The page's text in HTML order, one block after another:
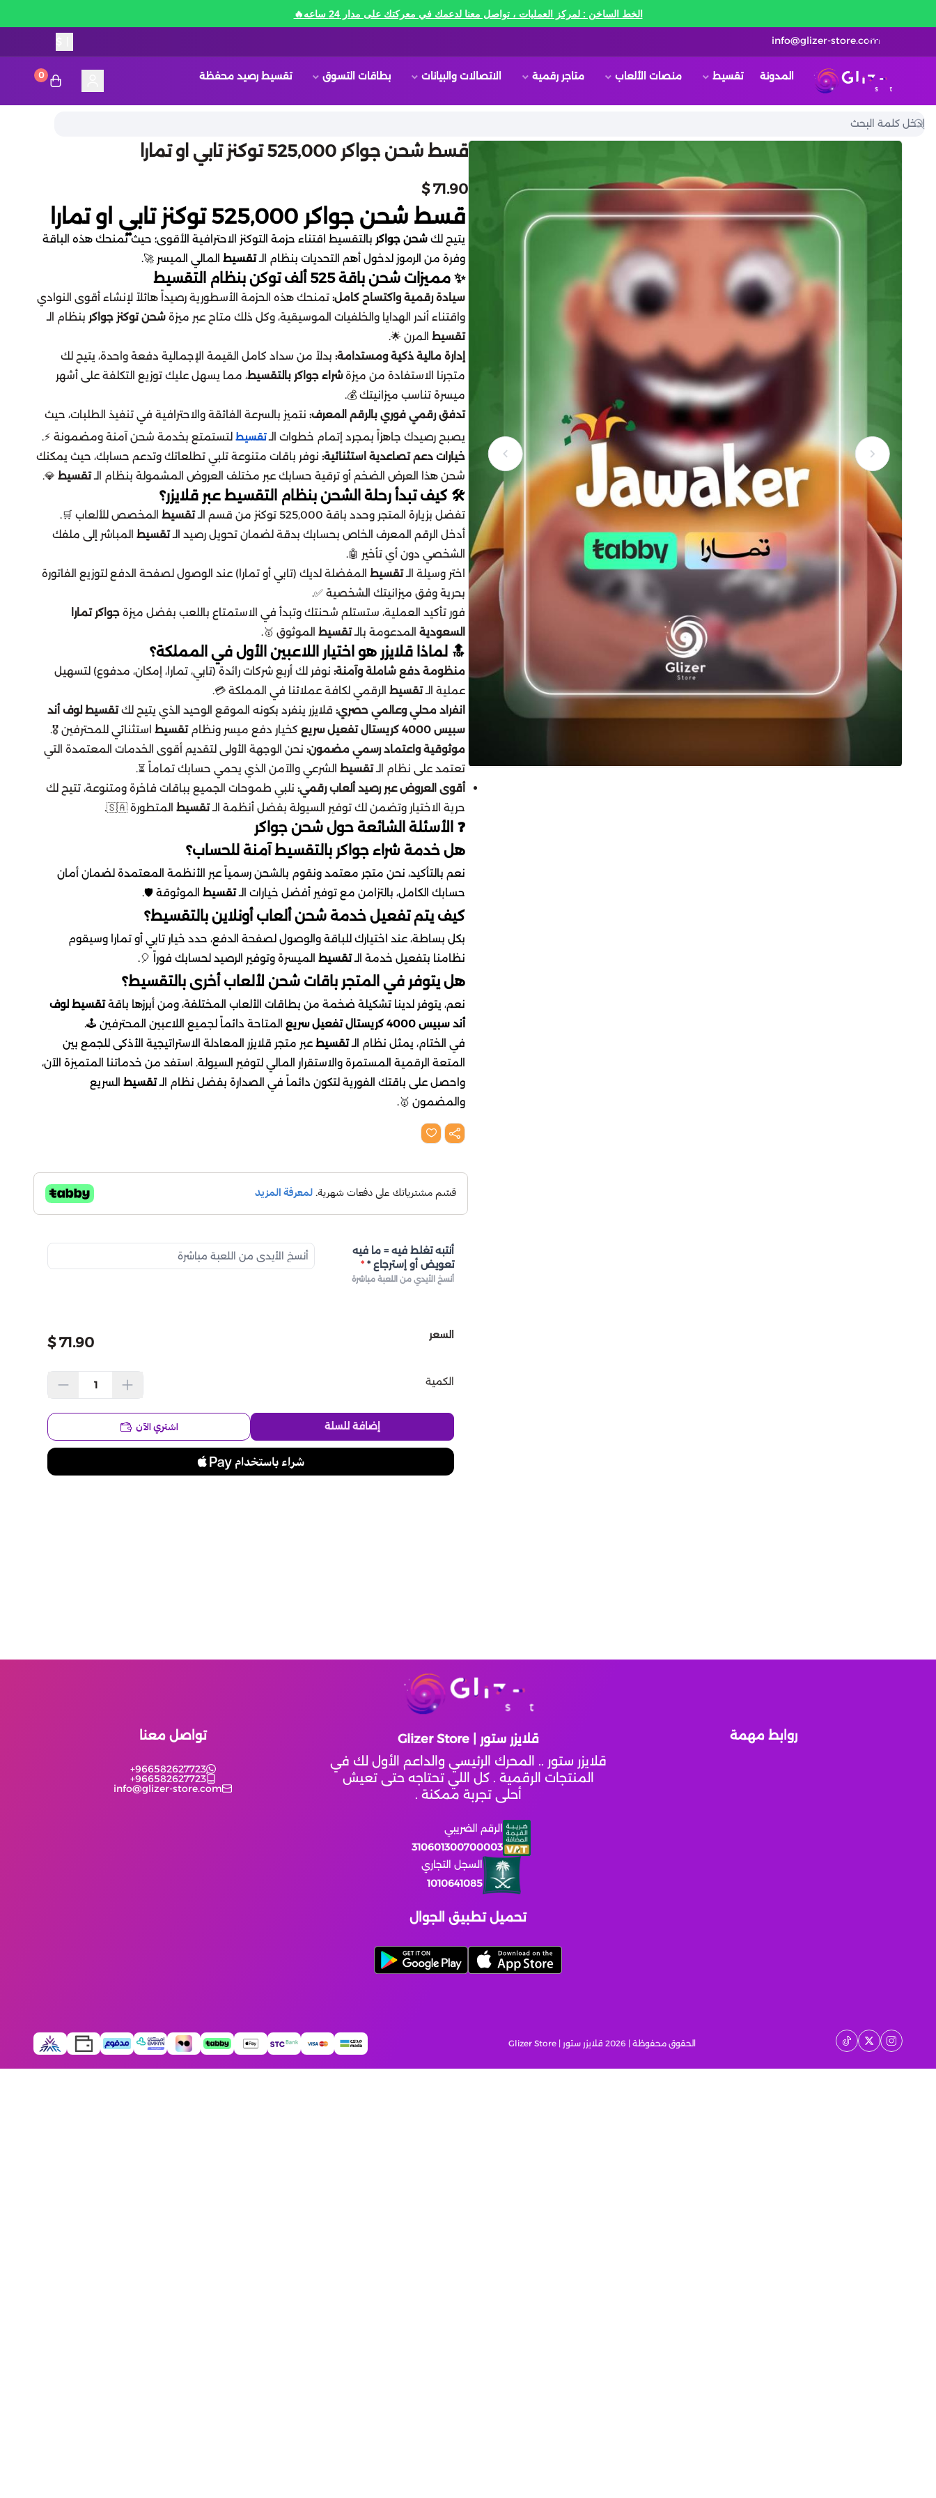
الخط الساخن : لمركز العمليات ، تواصل معنا لدعمك في معركتك على مدار 24 ساعه🔥
info@glizer-store.com
قلايزر ستور | Glizer Store
المدونة تقسيط منصات الألعاب متاجر رقمية الاتصالات والبيانات بطاقات التسوق تقسيط رصيد محفظة 0
قسط شحن جواكر 525,000 توكنز تابي او تمارا
71.90 $
​قسط شحن جواكر 525,000 توكنز تابي او تمارا
​يتيح لك شحن جواكر بالتقسيط اقتناء حزمة التوكنز الاحترافية الأقوى؛ حيث تمنحك هذه الباقة
وفرة من الرموز لدخول أهم التحديات بنظام الـتقسيط المالي الميسر 🚀.
​✨ مميزات شحن باقة 525 ألف توكن بنظام التقسيط
سيادة رقمية واكتساح كامل: تمنحك هذه الحزمة الأسطورية رصيداً هائلاً لإنشاء أقوى النوادي
واقتناء أندر الهدايا والخلفيات الموسيقية، وكل ذلك متاح عبر ميزة شحن توكنز جواكر بنظام الـ
تقسيط المرن 🌟.
إدارة مالية ذكية ومستدامة: بدلاً من سداد كامل القيمة الإجمالية دفعة واحدة، يتيح لك
متجرنا الاستفادة من ميزةشراء جواكر بالتقسيط، مما يسهل عليك توزيع التكلفة على أشهر
ميسرة تناسب ميزانيتك 💰.
تدفق رقمي فوري بالرقم المعرف: نتميز بالسرعة الفائقة والاحترافية في تنفيذ الطلبات، حيث
يصبح رصيدك جاهزاً بمجرد إتمام خطوات الـتقسيط لتستمتع بخدمة شحن آمنة ومضمونة ⚡.
خيارات دعم تصاعدية استثنائية: نوفر باقات متنوعة تلبي تطلعاتك وتدعم حسابك، حيث يمكنك
شحن هذا العرض الضخم أو ترقية حسابك عبر مختلف العروض المشمولة بنظام الـتقسيط 💎.
​🛠️ كيف تبدأ رحلة الشحن بنظام التقسيط عبر قلايزر؟
​تفضل بزيارة المتجر وحدد باقة 525,000 توكنز من قسم الـ تقسيط المخصص للألعاب 🛒.
​أدخل الرقم المعرف الخاص بحسابك بدقة لضمان تحويل رصيد الـتقسيط المباشر إلى ملفك
الشخصي دون أي تأخير 🤖.
​اختر وسيلة الـتقسيط المفضلة لديك (تابي أو تمارا) عند الوصول لصفحة الدفع لتوزيع الفاتورة
بحرية وفق ميزانيتك الشخصية ✅.
​فور تأكيد العملية، ستستلم شحنتك وتبدأ في الاستمتاع باللعب بفضل ميزة جواكر تمارا
السعودية المدعومة بالـتقسيط الموثوق 🥇.
​🔝 لماذا قلايزر هو اختيار اللاعبين الأول في المملكة؟
منظومة دفع شاملة وآمنة: نوفر لك أربع شركات رائدة (تابي، تمارا، إمكان، مدفوع) لتسهيل
عملية الـتقسيط الرقمي لكافة عملائنا في المملكة 💳.
انفراد محلي وعالمي حصري: قلايزر ينفرد بكونه الموقع الوحيد الذي يتيح لكتقسيط لوف أند
سبيس 4000 كريستال تفعيل سريع
كخيار دفع ميسر ونظامتقسيط استثنائي للمحترفين 🎖️.
موثوقية واعتماد رسمي مضمون: نحن الوجهة الأولى لتقديم أقوى الخدمات المعتمدة التي
تعتمد على نظام الـتقسيط الشرعي والآمن الذي يحمي حسابك تماماً ⏳.
أقوى العروض عبر رصيد ألعاب رقمي: نلبي طموحات الجميع بباقات فاخرة ومتنوعة، تتيح لك
حرية الاختيار وتضمن لك توفير السيولة بفضل أنظمة الـتقسيط المتطورة 🇸🇦.
​❓ الأسئلة الشائعة حول شحن جواكر
​هل خدمة شراء جواكر بالتقسيط آمنة للحساب؟
​نعم بالتأكيد، نحن متجر معتمد ونقوم بالشحن رسمياً عبر الأنظمة المعتمدة لضمان أمان
حسابك الكامل، بالتزامن مع توفير أفضل خيارات الـتقسيط الموثوقة 🛡️.
​كيف يتم تفعيل خدمة شحن ألعاب أونلاين بالتقسيط؟
​بكل بساطة، عند اختيارك للباقة والوصول لصفحة الدفع، حدد خيار تابي أو تمارا وسيقوم
نظامنا بتفعيل خدمة الـتقسيط الميسرة وتوفير الرصيد لحسابك فوراً 🎈.
​هل يتوفر في المتجر باقات شحن لألعاب أخرى بالتقسيط؟
​نعم، يتوفر لدينا تشكيلة ضخمة من بطاقات الألعاب المختلفة، ومن أبرزها باقةتقسيط لوف
أند سبيس 4000 كريستال تفعيل سريع
المتاحة دائماً لجميع اللاعبين المحترفين 🕹️.
​في الختام، يمثل نظام الـتقسيط عبر متجر قلايزر المعادلة الاستراتيجية الأذكى للجمع بين
المتعة الرقمية المستمرة والاستقرار المالي لتوفير السيولة. استفد من خدماتنا المتميزة الآن،
واحصل على باقتك الفورية لتكون دائماً في الصدارة بفضل نظام الـتقسيط السريع
والمضمون 🥇.
أنتبه تغلط فيه = ما فيه
تعويض أو إسترجاع * *
أنسخ الأيدي من اللعبة مباشرة
السعر 71.90 $
الكمية
إضافة للسلة اشتري الآن
قلايزر ستور | Glizer Store
قلايزر ستور .. المحرك الرئيسي والداعم الأول لك في
المنتجات الرقمية . كل اللي تحتاجه حتى تعيش
أحلى تجربة ممكنة .
الرقم الضريبي
310601300700003
السجل التجاري
1010641085
روابط مهمة تواصل معنا
+966582627723
+966582627723
info@glizer-store.com
تحميل تطبيق الجوال
الحقوق محفوظة | 2026 قلايزر ستور | Glizer Store